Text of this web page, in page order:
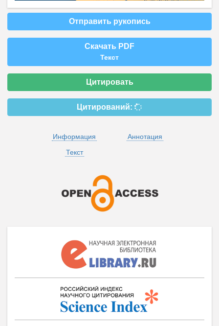
Отправить рукопись
Скачать PDF
Текст
Цитировать
Цитирований:
Информация
Аннотация
Текст